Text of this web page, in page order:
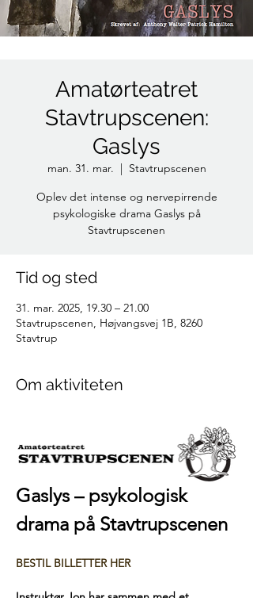
Amatørteatret
Stavtrupscenen:
Gaslys
man. 31. mar.
  |
Stavtrupscenen
Oplev det intense og nervepirrende
psykologiske drama Gaslys på
Stavtrupscenen
Tid og sted
31. mar. 2025, 19.30 – 21.00
Stavtrupscenen, Højvangsvej 1B, 8260
Stavtrup
Om aktiviteten
Gaslys – psykologisk
drama på Stavtrupscenen
BESTIL BILLETTER HER